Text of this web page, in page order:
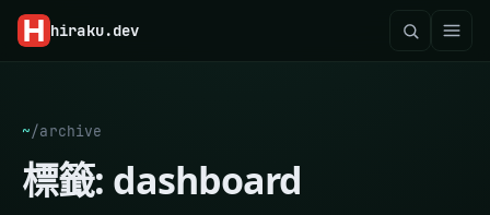
hiraku.dev
~/archive
標籤: dashboard